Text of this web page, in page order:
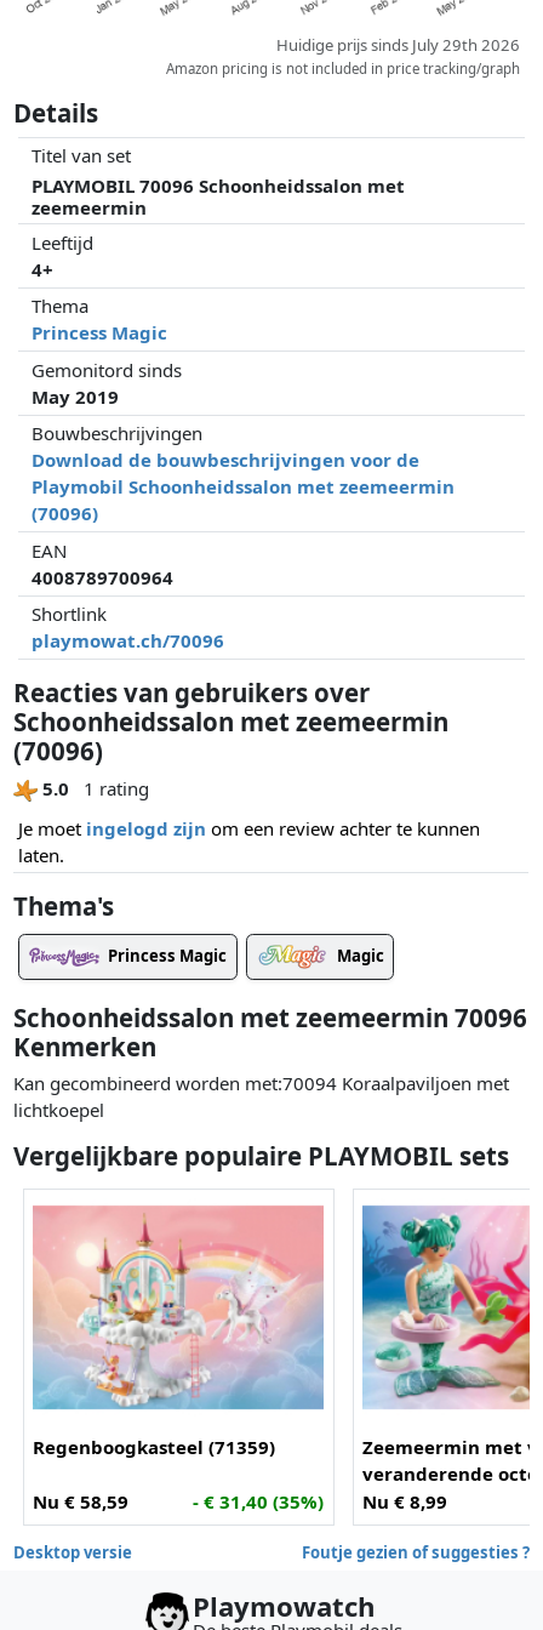
Huidige prijs sinds July 29th 2026
Amazon pricing is not included in price tracking/graph
Details
Titel van set
PLAYMOBIL 70096 Schoonheidssalon met
zeemeermin
Leeftijd
4+
Thema
Princess Magic
Gemonitord sinds
May 2019
Bouwbeschrijvingen
Download de bouwbeschrijvingen voor de
Playmobil Schoonheidssalon met zeemeermin
(70096)
EAN
4008789700964
Shortlink
playmowat.ch/70096
Reacties van gebruikers over
Schoonheidssalon met zeemeermin
(70096)
5.0
1 rating
Je moet ingelogd zijn om een review achter te kunnen
laten.
Thema's
Princess Magic Magic
Schoonheidssalon met zeemeermin 70096
Kenmerken
Kan gecombineerd worden met:70094 Koraalpaviljoen met
lichtkoepel
Vergelijkbare populaire PLAYMOBIL sets
Regenboogkasteel (71359)
Nu € 58,59 - € 31,40 (35%)
Zeemeermin met
veranderende
Nu € 8,99
Desktop versie Foutje gezien of suggesties ?
Playmowatch